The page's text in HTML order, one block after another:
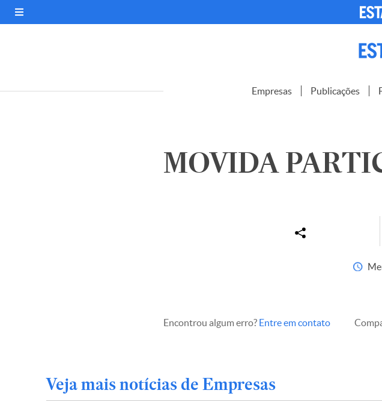
Empresas Publicações
MOVIDA
Encontrou algum erro? Entre em contato
Veja mais notícias de Empresas